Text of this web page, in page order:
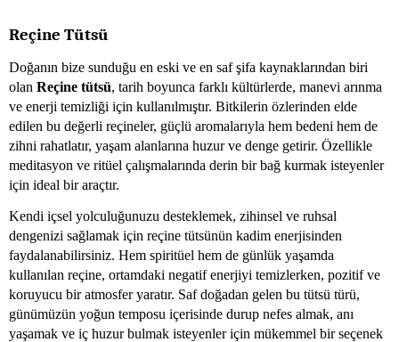
Reçine Tütsü
Doğanın bize sunduğu en eski ve en saf şifa kaynaklarından biri
olan Reçine tütsü, tarih boyunca farklı kültürlerde, manevi arınma
ve enerji temizliği için kullanılmıştır. Bitkilerin özlerinden elde
edilen bu değerli reçineler, güçlü aromalarıyla hem bedeni hem de
zihni rahatlatır, yaşam alanlarına huzur ve denge getirir. Özellikle
meditasyon ve ritüel çalışmalarında derin bir bağ kurmak isteyenler
için ideal bir araçtır.
Kendi içsel yolculuğunuzu desteklemek, zihinsel ve ruhsal
dengenizi sağlamak için reçine tütsünün kadim enerjisinden
faydalanabilirsiniz. Hem spiritüel hem de günlük yaşamda
kullanılan reçine, ortamdaki negatif enerjiyi temizlerken, pozitif ve
koruyucu bir atmosfer yaratır. Saf doğadan gelen bu tütsü türü,
günümüzün yoğun temposu içerisinde durup nefes almak, anı
yaşamak ve iç huzur bulmak isteyenler için mükemmel bir seçenek